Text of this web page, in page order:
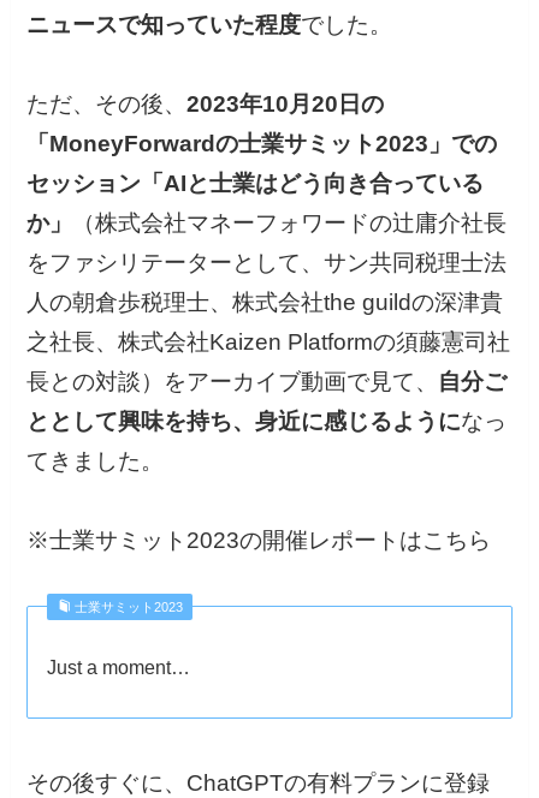
ニュースで知っていた程度でした。
ただ、その後、2023年10月20日の
「MoneyForwardの士業サミット2023」での
セッション「AIと士業はどう向き合っている
か」
（株式会社マネーフォワードの辻庸介社長
をファシリテーターとして、サン共同税理士法
人の朝倉歩税理士、株式会社the guildの深津貴
之社長、株式会社Kaizen Platformの須藤憲司社
長との対談）をアーカイブ動画で見て、 自分ご
ととして興味を持ち、身近に感じるようになっ
てきました。
※士業サミット2023の開催レポートはこちら
士業サミット2023
Just a moment…
その後すぐに、ChatGPTの有料プランに登録